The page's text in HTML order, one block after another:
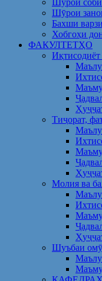
Шўрои
Шӯрои
Бахши
Хобгоҳи
ФАКУЛТЕТҲО
Иқтисодиёт
Тиҷорат,
Молия ва
Шуъбаи